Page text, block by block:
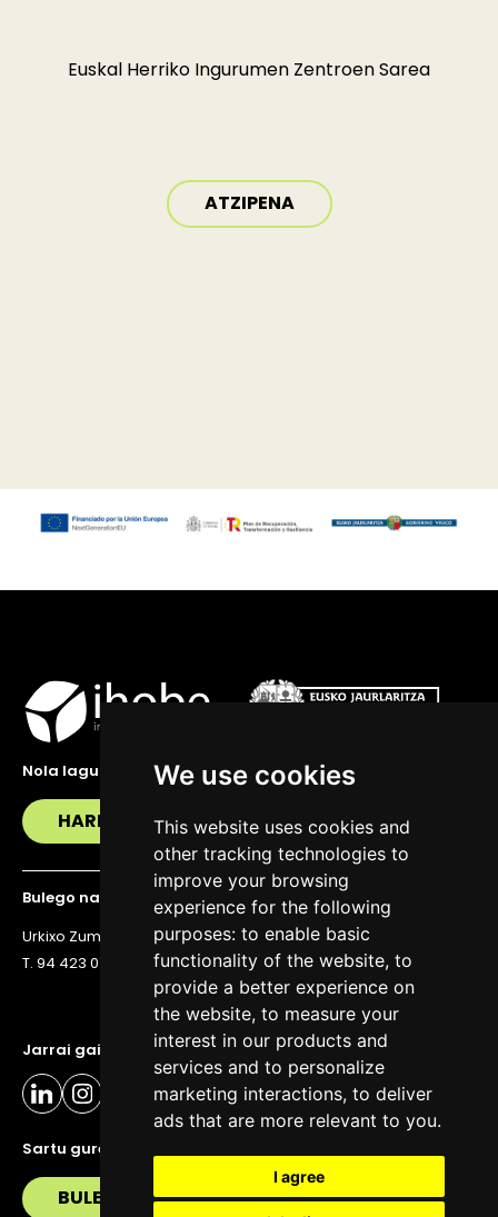
We use cookies
This website uses cookies and
other tracking technologies to
improve your browsing
experience for the following
purposes: to enable basic
functionality of the website, to
provide a better experience on
the website, to measure your
interest in our products and
services and to personalize
marketing interactions, to deliver
ads that are more relevant to you.
I agree
Euskal Herriko Ingurumen Zentroen Sarea
ATZIPENA
Jarrai gaitzazu eguneratuta egoteko
Sartu gure buletinera
BULETIN
Nola lagundu zaitzakegu?
HARREMANETAN JARRI
Bulego nagusia
Urkixo Zumarkalea 36, 6. solairua, 48011 Bilbo
T. 94 423 07 43